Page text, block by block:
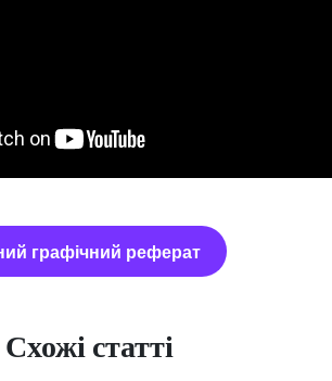
графічний реферат
Схожі статті